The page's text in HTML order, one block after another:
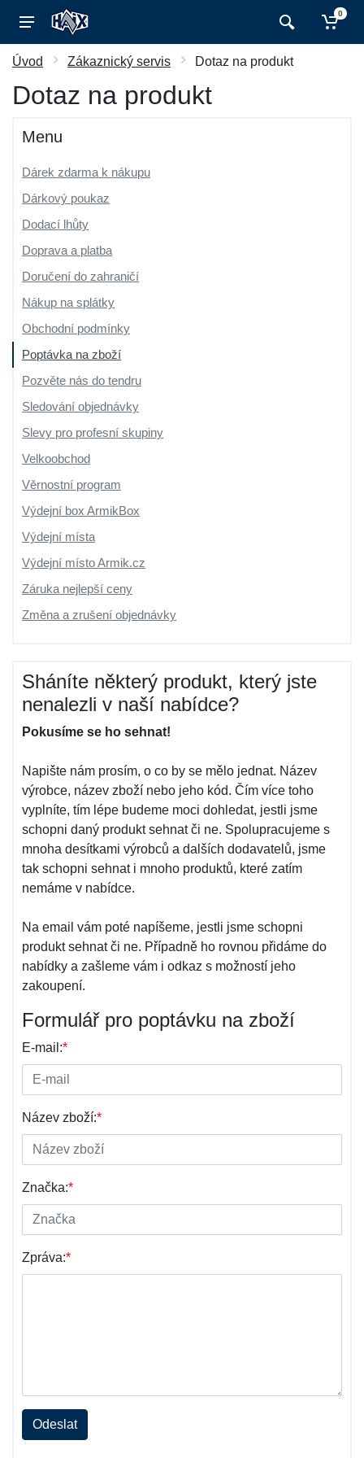
0
Úvod Zákaznický servis Dotaz na produkt
Dotaz na produkt
Menu
Dárek zdarma k nákupu
Dárkový poukaz
Dodací lhůty
Doprava a platba
Doručení do zahraničí
Nákup na splátky
Obchodní podmínky
Poptávka na zboží
Pozvěte nás do tendru
Sledování objednávky
Slevy pro profesní skupiny
Velkoobchod
Věrnostní program
Výdejní box ArmikBox
Výdejní místa
Výdejní místo Armik.cz
Záruka nejlepší ceny
Změna a zrušení objednávky
Sháníte některý produkt, který jste
nenalezli v naší nabídce?
Pokusíme se ho sehnat!
Napište nám prosím, o co by se mělo jednat. Název
výrobce, název zboží nebo jeho kód. Čím více toho
vyplníte, tím lépe budeme moci dohledat, jestli jsme
schopni daný produkt sehnat či ne. Spolupracujeme s
mnoha desítkami výrobců a dalších dodavatelů, jsme
tak schopni sehnat i mnoho produktů, které zatím
nemáme v nabídce.
Na email vám poté napíšeme, jestli jsme schopni
produkt sehnat či ne. Případně ho rovnou přidáme do
nabídky a zašleme vám i odkaz s možností jeho
zakoupení.
Formulář pro poptávku na zboží
E-mail:*
Název zboží:*
Značka:*
Zpráva:*
Odeslat